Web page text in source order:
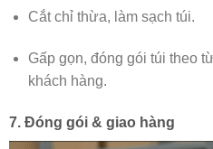
Cắt chỉ thừa, làm sạch túi.
Gấp gọn, đóng gói túi theo
khách hàng.
7. Đóng gói & giao hàng